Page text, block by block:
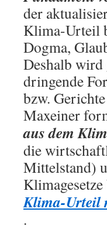
der
Klima-Urteil
Dogma,
Deshalb wird
dringende
bzw.
Maxeiner
aus dem
die
Mittelstand)
Klima-Urteil
.